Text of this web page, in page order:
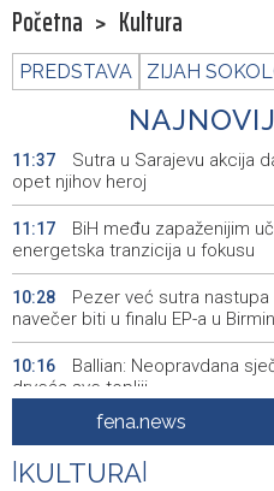
Početna > Kultura
PREDSTAVA ZIJAH
11:37
Sutra u Sarajevu akcija
opet njihov heroj
11:17
BiH među zapaženijim
energetska tranzicija u fokusu
10:28
Pezer već sutra
navečer biti u finalu EP-a u
10:16
Ballian: Neopravdana
drveća sve topliji
FBiH nema objedinjene
uništenom mesu, prekršaji
fena.news
KULTURA